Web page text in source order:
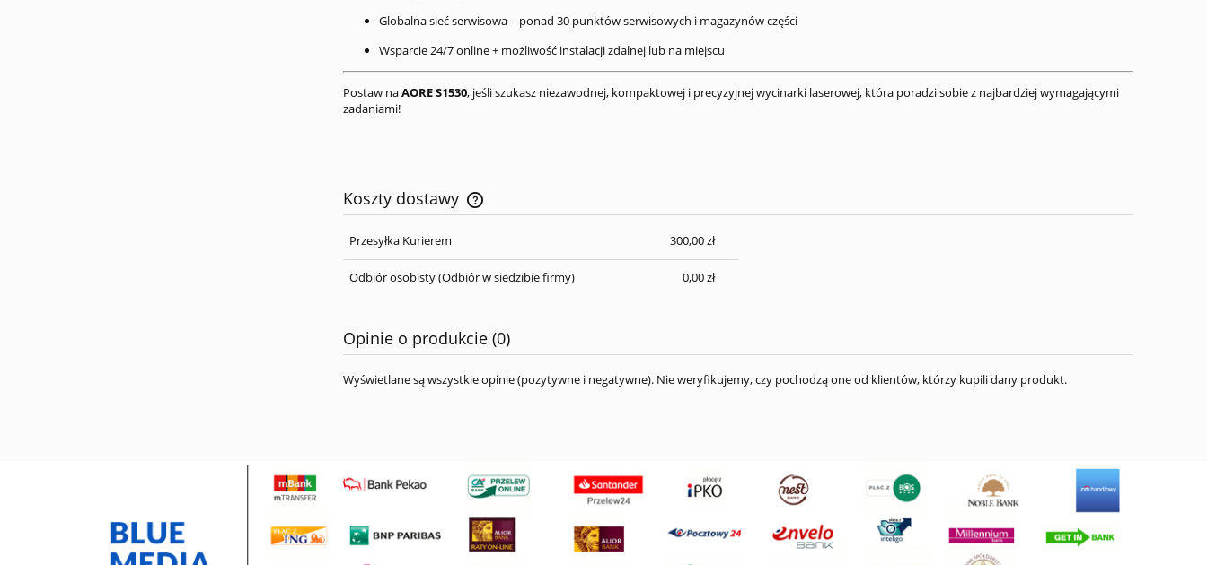
Globalna sieć serwisowa – ponad 30 punktów serwisowych i magazynów części
Wsparcie 24/7 online + możliwość instalacji zdalnej lub na miejscu
Postaw naAORE S1530, jeśli szukasz niezawodnej, kompaktowej i precyzyjnej wycinarki laserowej, która poradzi sobie z najbardziej wymagającymi
zadaniami!
Koszty dostawy
Cena nie zawiera ewentualnych kosztów
płatności
Przesyłka Kurierem 300,00 zł
Odbiór osobisty(Odbiór w siedzibie firmy) 0,00 zł
Opinie o produkcie (0)
Wyświetlane są wszystkie opinie (pozytywne i negatywne). Nie weryfikujemy, czy pochodzą one od klientów, którzy kupili dany produkt.